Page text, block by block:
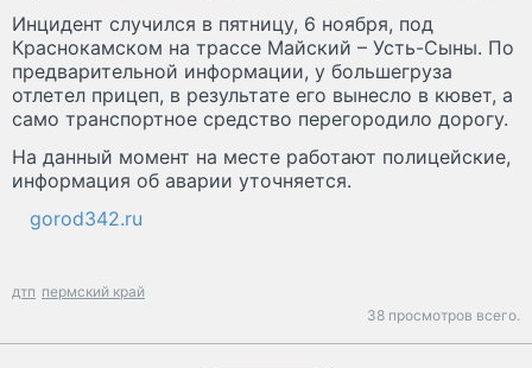
Инцидент случился в пятницу, 6 ноября, под
Краснокамском на трассе Майский – Усть-Сыны. По
предварительной информации, у большегруза
отлетел прицеп, в результате его вынесло в кювет, а
само транспортное средство перегородило дорогу.
На данный момент на месте работают полицейские,
информация об аварии уточняется.
gorod342.ru
дтп пермский край
38 просмотров всего.